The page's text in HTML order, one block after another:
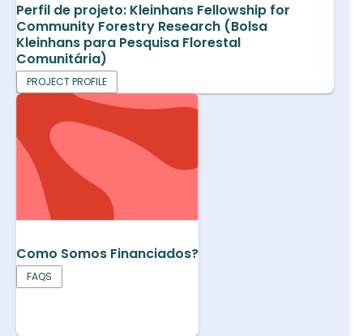
Perfil de projeto: Kleinhans Fellowship for
Community Forestry Research (Bolsa
Kleinhans para Pesquisa Florestal
Comunitária)
PROJECT PROFILE
Como Somos Financiados?
FAQS